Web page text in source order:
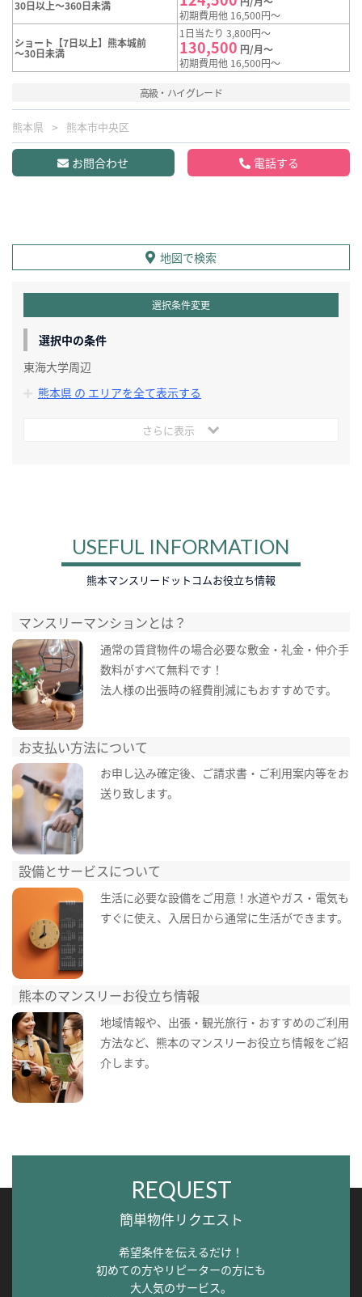
30日以上～360日未満
初期費用他 16,500円～
ショート【7日以上】熊本城前
～30日未満
1日当たり 3,800円～
130,500 円/月～
初期費用他 16,500円～
高級・ハイグレード
熊本県 熊本市中央区
お問合わせ 電話する
地図で検索
選択条件変更
選択中の条件
東海大学周辺
熊本県 の エリアを全て表示する
さらに表示
USEFUL INFORMATION
熊本マンスリードットコムお役立ち情報
マンスリーマンションとは？
通常の賃貸物件の場合必要な敷金・礼金・仲介手
数料がすべて無料です！
法人様の出張時の経費削減にもおすすめです。
お支払い方法について
お申し込み確定後、ご請求書・ご利用案内等をお
送り致します。
設備とサービスについて
生活に必要な設備をご用意！水道やガス・電気も
すぐに使え、入居日から通常に生活ができます。
熊本のマンスリーお役立ち情報
地域情報や、出張・観光旅行・おすすめのご利用
方法など、熊本のマンスリーお役立ち情報をご紹
介します。
REQUEST
簡単物件リクエスト
希望条件を伝えるだけ！
初めての方やリピーターの方にも
大人気のサービス。